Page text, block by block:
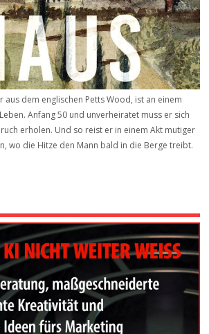
aus dem englischen Petts Wood, ist an einem
Anfang 50 und unverheiratet muss er sich
erholen. Und so reist er in einem Akt mutiger
wo die Hitze den Mann bald in die Berge treibt.